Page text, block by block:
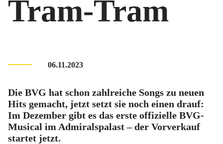
Tram-Tram
06.11.2023
Die BVG hat schon zahlreiche Songs zu neuen
Hits gemacht, jetzt setzt sie noch einen drauf:
Im Dezember gibt es das erste offizielle BVG-
Musical im Admiralspalast – der Vorverkauf
startet jetzt.